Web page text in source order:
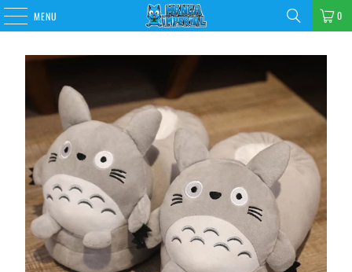
MENU 0